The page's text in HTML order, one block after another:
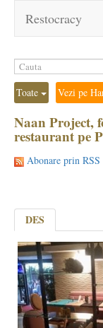
Restocracy
Toate Vezi pe
Naan Project,
restaurant pe
Abonare prin
DES